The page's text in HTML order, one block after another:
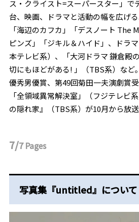
ス・クライスト=スーパースター」で
台、映画、ドラマと活動の幅を広げ
「海辺のカフカ」「デスノート The
ピンズ」「ジキル＆ハイド」、ドラ
本テレビ系）、「大河ドラマ 鎌倉殿
切にもほどがある! 」（TBS系）など
優秀男優賞、第49回菊田一夫演劇賞
「全領域異常解決室」（フジテレビ
の隠れ家』（TBS系）が10月から放送
7/7Pages
写真集『untitled』について